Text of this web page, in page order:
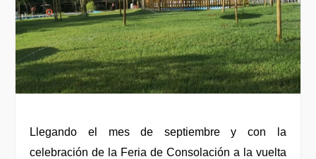
Llegando el mes de septiembre y con la
celebración de la Feria de Consolación a la vuelta